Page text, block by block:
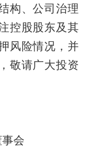
构、公司治理
控股股东及其
风险情况，并
敬请广大投资
会